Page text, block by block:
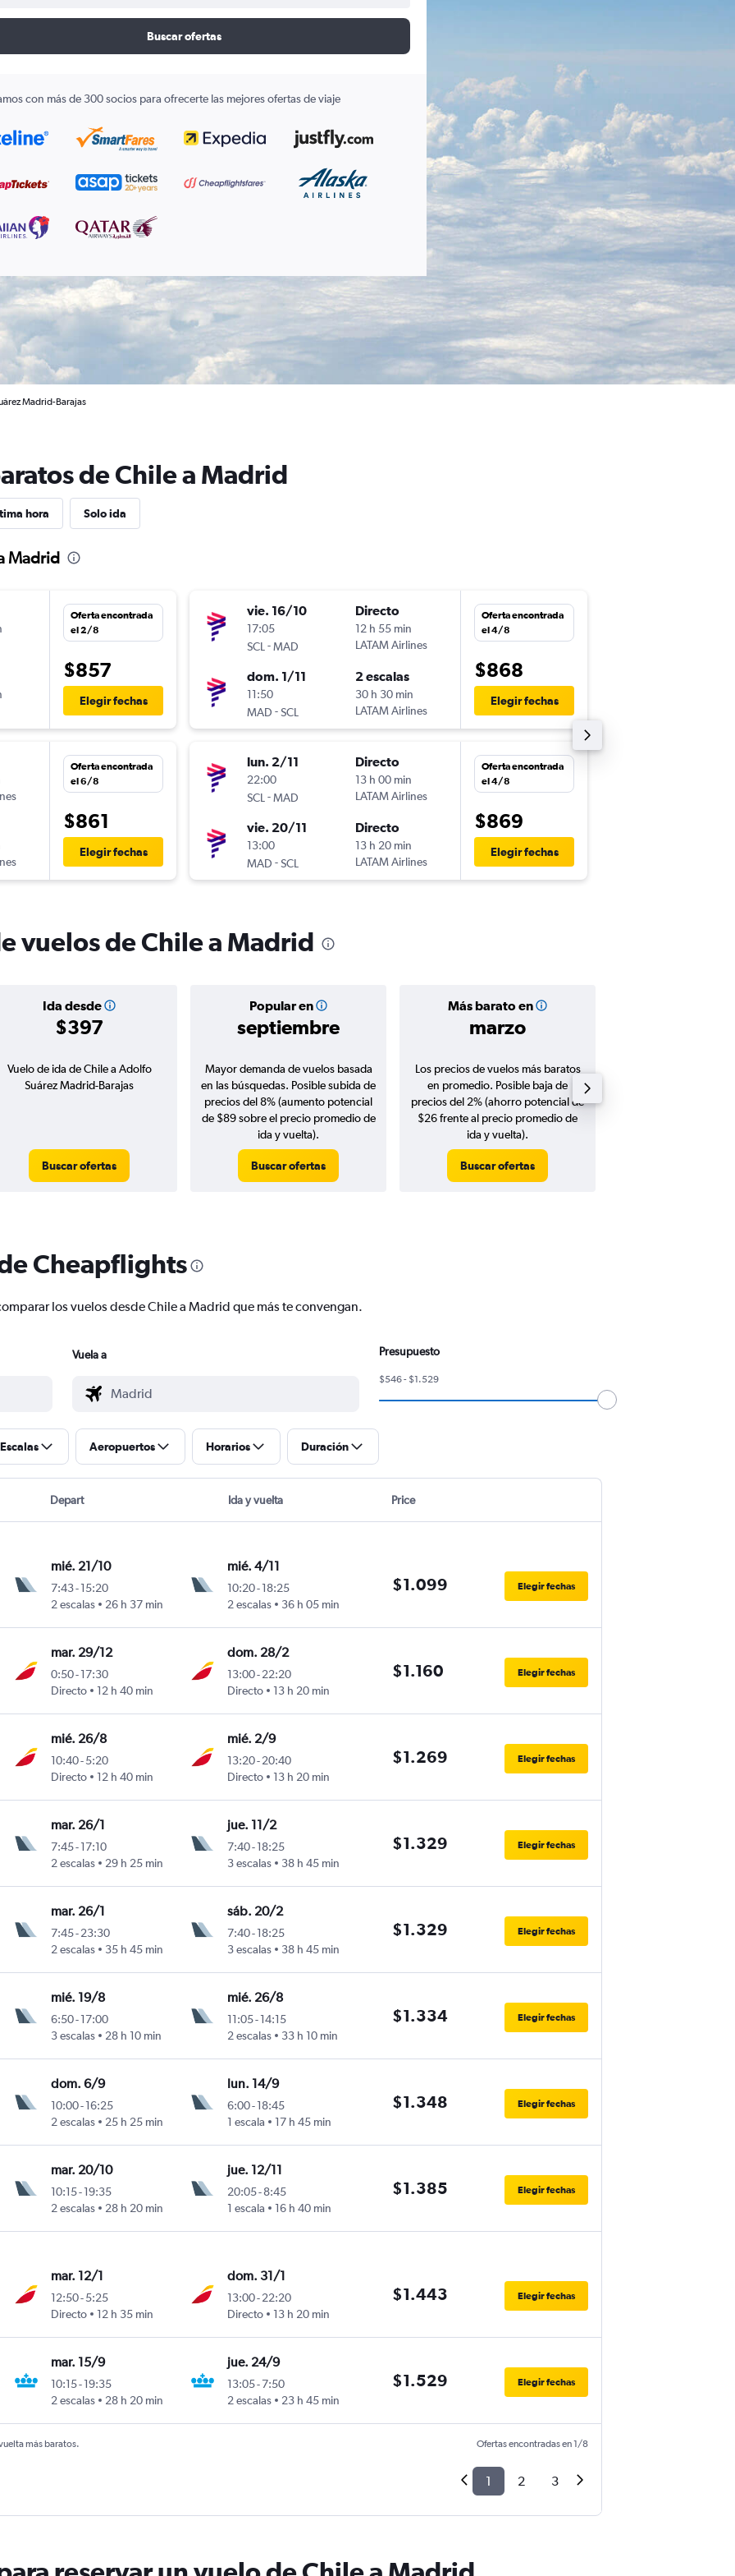
Buscar ofertas
con más de 300 socios para ofrecerte las mejores ofertas de viaje
Madrid-Barajas
de Chile a Madrid
hora Solo ida
Madrid
Oferta encontrada
el 2/8
$857
Elegir fechas
Oferta encontrada
el 6/8
$861
Elegir fechas
vie. 16/10
17:05
SCL -MAD
Directo
12 h 55 min
LATAM Airlines
dom. 1/11
11:50
MAD -SCL
2 escalas
30 h 30 min
LATAM Airlines
Oferta encontrada
el 4/8
$868
Elegir fechas
lun. 2/11
22:00
SCL -MAD
Directo
13 h 00 min
LATAM Airlines
vie. 20/11
13:00
MAD -SCL
Directo
13 h 20 min
LATAM Airlines
Oferta encontrada
el 4/8
$869
Elegir fechas
vuelos de Chile a Madrid
Ida desde
$397
Popular en
septiembre
Más barato en
marzo
Vuelo de ida de Chile a Adolfo
Suárez Madrid-Barajas
Buscar ofertas
Mayor demanda de vuelos basada
en las búsquedas. Posible subida de
precios del 8% (aumento potencial
de $89 sobre el precio promedio de
ida y vuelta).
Buscar ofertas
Los precios de vuelos más baratos
en promedio. Posible baja de
precios del 2% (ahorro potencial de
$26 frente al precio promedio de
ida y vuelta).
Buscar ofertas
Cheapflights
los vuelos desde Chile a Madrid que más te convengan.
Vuela a Presupuesto
$546 - $1.529
Escalas Aeropuertos Horarios Duración
Depart Ida y vuelta Price
Benítez
mié. 21/10
7:43-15:20
2 escalas
26 h 37 min
mié. 4/11
10:20-18:25
2 escalas
36 h 05 min
$1.099 Elegir fechas
Benítez
mar. 29/12
0:50-17:30
Directo
12 h 40 min
dom. 28/2
13:00-22:20
Directo
13 h 20 min
$1.160 Elegir fechas
Benítez
mié. 26/8
10:40-5:20
Directo
12 h 40 min
mié. 2/9
13:20-20:40
Directo
13 h 20 min
$1.269 Elegir fechas
Benítez
mar. 26/1
7:45-17:10
2 escalas
29 h 25 min
jue. 11/2
7:40-18:25
3 escalas
38 h 45 min
$1.329 Elegir fechas
Benítez
mar. 26/1
7:45-23:30
2 escalas
35 h 45 min
sáb. 20/2
7:40-18:25
3 escalas
38 h 45 min
$1.329 Elegir fechas
Benítez
mié. 19/8
6:50-17:00
3 escalas
28 h 10 min
mié. 26/8
11:05-14:15
2 escalas
33 h 10 min
$1.334 Elegir fechas
Benítez
dom. 6/9
10:00-16:25
2 escalas
25 h 25 min
lun. 14/9
6:00-18:45
1 escala
17 h 45 min
$1.348 Elegir fechas
Benítez
mar. 20/10
10:15-19:35
2 escalas
28 h 20 min
jue. 12/11
20:05-8:45
1 escala
16 h 40 min
$1.385 Elegir fechas
Benítez
mar. 12/1
12:50-5:25
Directo
12 h 35 min
dom. 31/1
13:00-22:20
Directo
13 h 20 min
$1.443 Elegir fechas
Benítez
mar. 15/9
10:15-19:35
2 escalas
28 h 20 min
jue. 24/9
13:05-7:50
2 escalas
23 h 45 min
$1.529 Elegir fechas
más baratos. Ofertas encontradas en 1/8
1 2 3